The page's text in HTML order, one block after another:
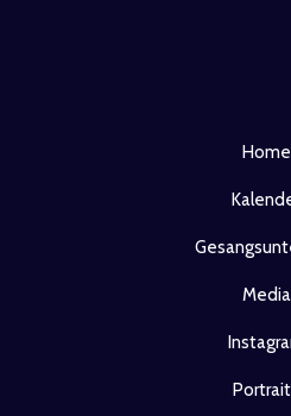
Home
Media